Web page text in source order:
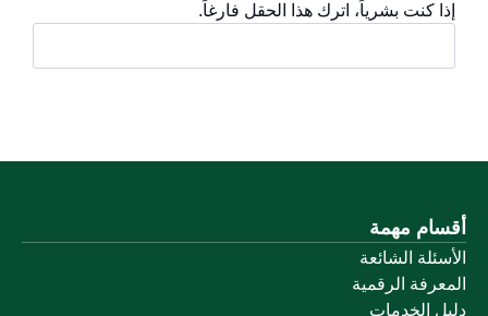
إذا كنت بشرياً، اترك هذا الحقل فارغاً.
أقسام مهمة
الأسئلة الشائعة
المعرفة الرقمية
دليل الخدمات